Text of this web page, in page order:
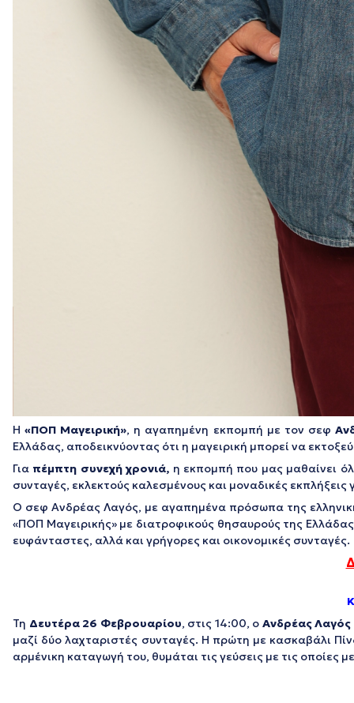
Η«ΠΟΠ Μαγειρική», η αγαπημένη εκπομπή με τον σεφ
Ελλάδας, αποδεικνύοντας ότι η μαγειρική μπορεί να
Για πέμπτη συνεχή χρονιά, η εκπομπή που μας μαθαίνει
συνταγές, εκλεκτούς καλεσμένους και μοναδικές εκπλήξεις
Ο σεφ Ανδρέας Λαγός, με αγαπημένα πρόσωπα της
«ΠΟΠ Μαγειρικής» με διατροφικούς θησαυρούς της
ευφάνταστες, αλλά και γρήγορες και οικονομικές συνταγές.
Τη Δευτέρα 26 Φεβρουαρίου, στις 14:00, ο Ανδρέας Λαγός
μαζί δύο λαχταριστές συνταγές. Η πρώτη με κασκαβάλι
αρμένικη καταγωγή του, θυμάται τις γεύσεις με τις